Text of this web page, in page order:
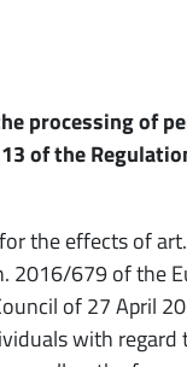
processing of
of the
the effects of
2016/679 of the
of 27 April
with regard